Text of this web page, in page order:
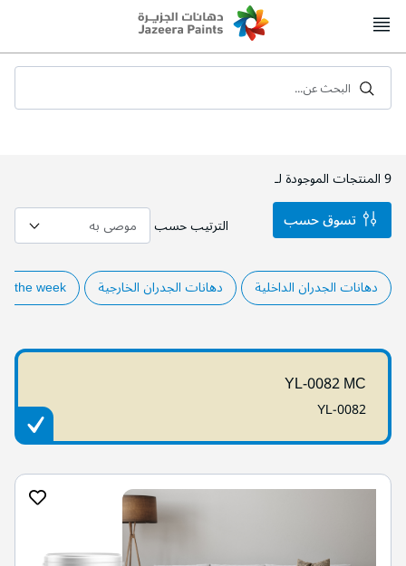
to
البحث عن...
9المنتجات الموجودة لـ
الترتيب حسب
دهانات الجدران الداخلية دهانات الجدران الخارجية the week
YL-0082 MC
YL-0082
تسوق حسب